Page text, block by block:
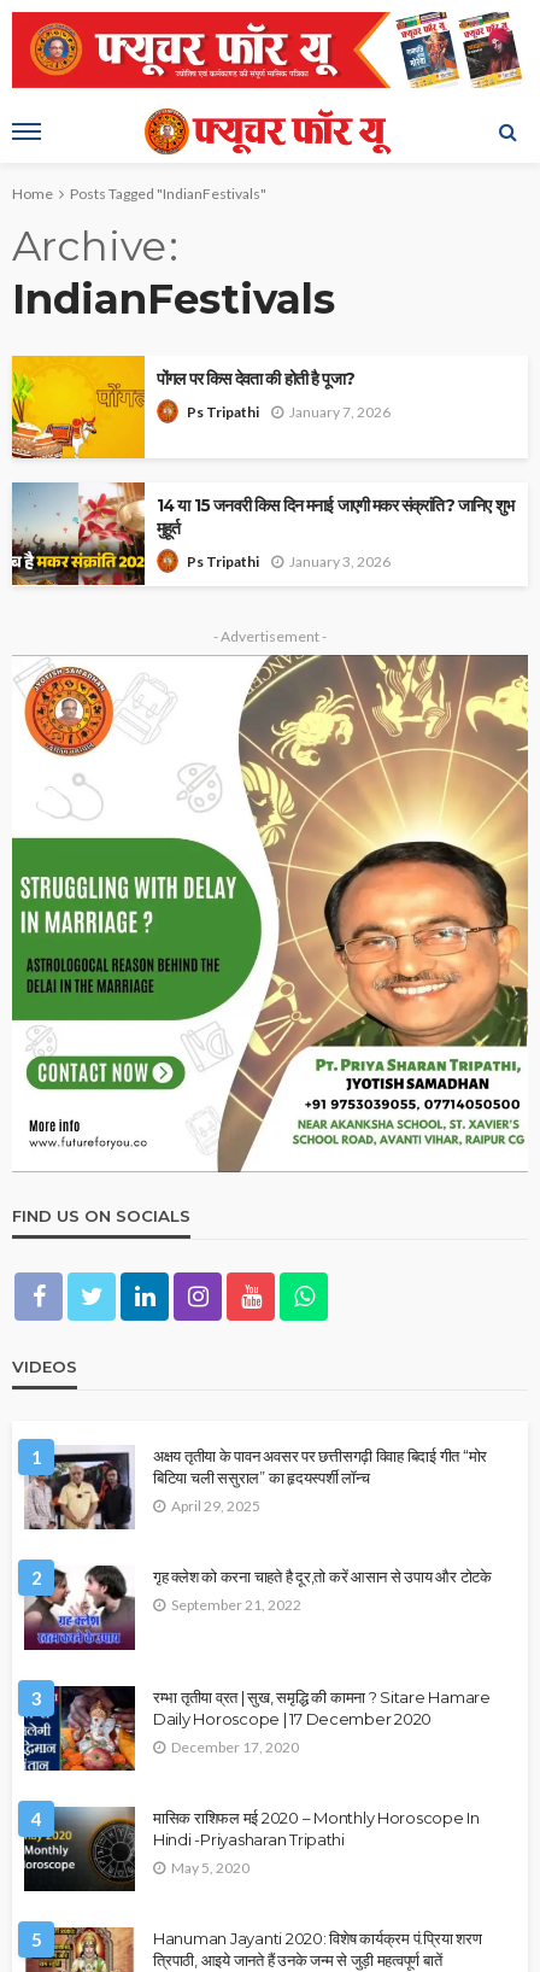
Home Posts Tagged "IndianFestivals"
Archive
IndianFestivals
पोंगल पर किस देवता की होती है पूजा?
Ps Tripathi January 7, 2026
14 या 15 जनवरी किस दिन मनाई जाएगी मकर संक्रांति? जानिए शुभ
मुहूर्त
Ps Tripathi January 3, 2026
- Advertisement -
FIND US ON SOCIALS
VIDEOS
1
अक्षय तृतीया के पावन अवसर पर छत्तीसगढ़ी विवाह बिदाई गीत “मोर
बिटिया चली ससुराल” का हृदयस्पर्शी लॉन्च
April 29, 2025
2 गृह क्लेश को करना चाहते है दूर,तो करें आसान से उपाय और टोटके
September 21, 2022
3
रम्भा तृतीया व्रत | सुख, समृद्धि की कामना ? Sitare Hamare
Daily Horoscope | 17 December 2020
December 17, 2020
4
मासिक राशिफल मई 2020 – Monthly Horoscope In
Hindi -Priyasharan Tripathi
May 5, 2020
5
Hanuman Jayanti 2020: विशेष कार्यक्रम पं.प्रिया शरण
त्रिपाठी, आइये जानते हैं उनके जन्म से जुड़ी महत्वपूर्ण बातें